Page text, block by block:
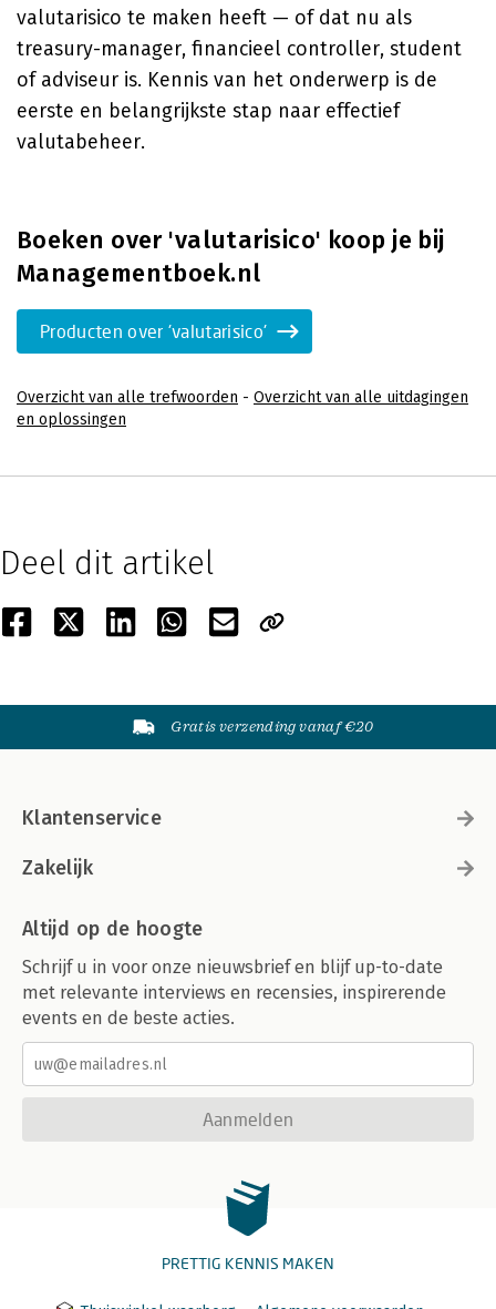
valutarisico te maken heeft — of dat nu als
treasury-manager, financieel controller, student
of adviseur is. Kennis van het onderwerp is de
eerste en belangrijkste stap naar effectief
valutabeheer.
Boeken over 'valutarisico' koop je bij
Managementboek.nl
Producten over 'valutarisico'
Overzicht van alle trefwoorden - Overzicht van alle uitdagingen
en oplossingen
Deel dit artikel
Gratis verzending vanaf €20
Klantenservice
Zakelijk
Altijd op de hoogte
Schrijf u in voor onze nieuwsbrief en blijf up-to-date
met relevante interviews en recensies, inspirerende
events en de beste acties.
Aanmelden
PRETTIG KENNIS MAKEN